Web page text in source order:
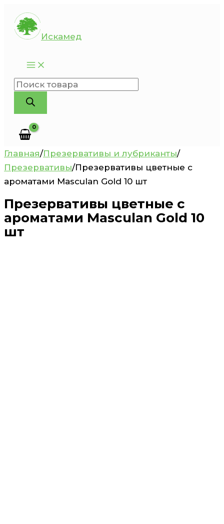
Перейти
содержимому
Искамед
Поиск
товаров
Главная/Презервативы и лубриканты/
Презервативы/Презервативы цветные с
ароматами Masculan Gold 10 шт
Презервативы цветные с
ароматами Masculan Gold 10
шт